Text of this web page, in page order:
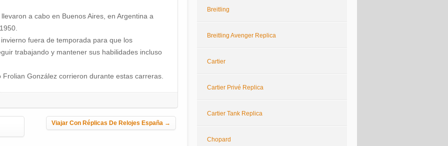
a cabo en Buenos Aires, en Argentina a
fuera de temporada para que los
trabajando y mantener sus habilidades incluso
González corrieron durante estas carreras.
Viajar Con Réplicas De Relojes España →
Breitling
Breitling Avenger Replica
Cartier
Cartier Privé Replica
Cartier Tank Replica
Chopard